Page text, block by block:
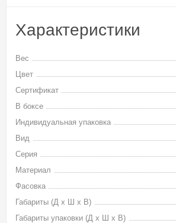
Характеристики
Вес
Цвет
Сертификат
В боксе
Индивидуальная упаковка
Вид
Серия
Материал
Фасовка
Габариты (Д х Ш х В)
Габариты упаковки (Д х Ш х В)